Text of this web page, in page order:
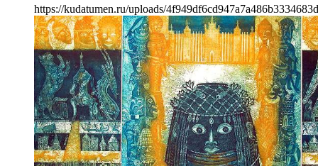
https://kudatumen.ru/uploads/